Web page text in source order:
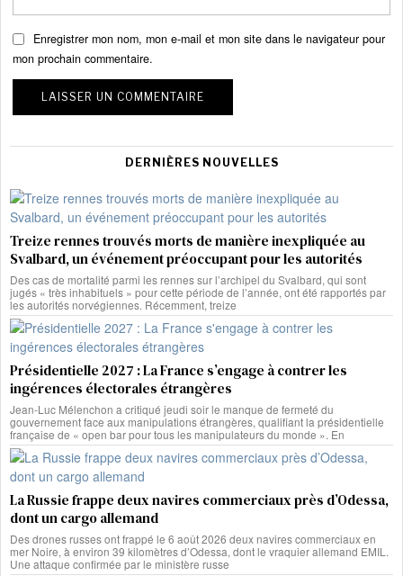
Enregistrer mon nom, mon e-mail et mon site dans le navigateur pour
mon prochain commentaire.
DERNIÈRES NOUVELLES
Treize rennes trouvés morts de manière inexpliquée au
Svalbard, un événement préoccupant pour les autorités
Des cas de mortalité parmi les rennes sur l’archipel du Svalbard, qui sont
jugés « très inhabituels » pour cette période de l’année, ont été rapportés par
les autorités norvégiennes. Récemment, treize
Présidentielle 2027 : La France s’engage à contrer les
ingérences électorales étrangères
Jean-Luc Mélenchon a critiqué jeudi soir le manque de fermeté du
gouvernement face aux manipulations étrangères, qualifiant la présidentielle
française de « open bar pour tous les manipulateurs du monde ». En
La Russie frappe deux navires commerciaux près d’Odessa,
dont un cargo allemand
Des drones russes ont frappé le 6 août 2026 deux navires commerciaux en
mer Noire, à environ 39 kilomètres d’Odessa, dont le vraquier allemand EMIL.
Une attaque confirmée par le ministère russe